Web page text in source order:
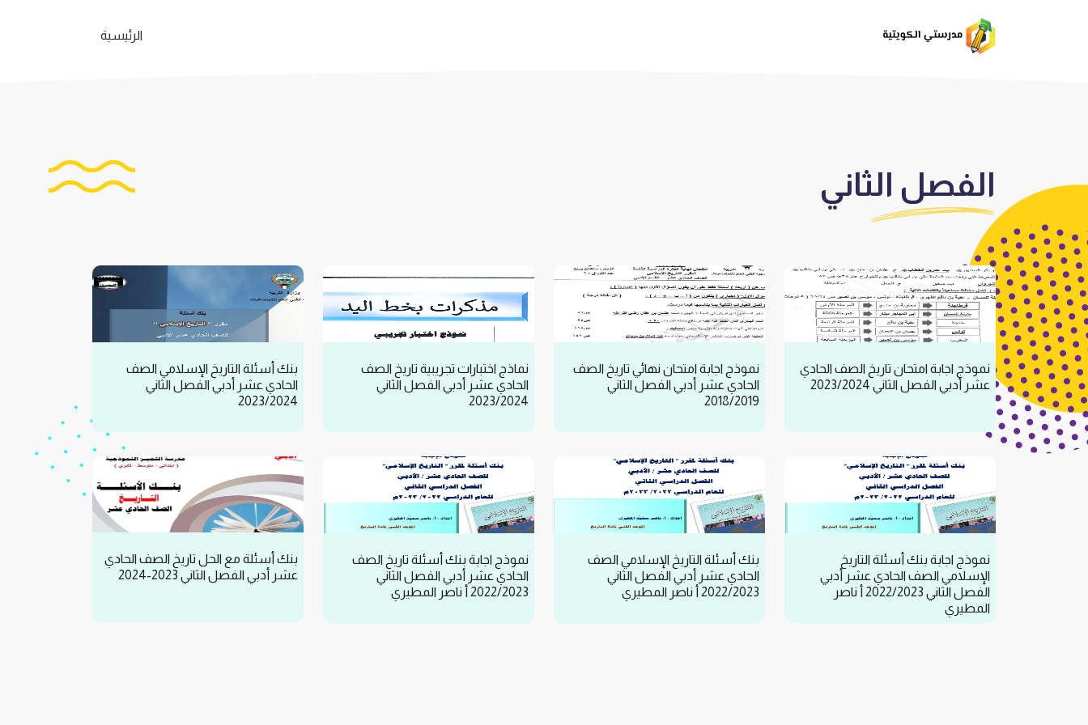
الرئيسية
الفصل الثاني
نموذج اجابة امتحان تاريخ الصف الحادي
عشر أدبي الفصل الثاني 2023/2024
نموذج اجابة امتحان نهائي تاريخ الصف
الحادي عشر أدبي الفصل الثاني
2018/2019
نماذج اختبارات تجريبية تاريخ الصف
الحادي عشر أدبي الفصل الثاني
2023/2024
بنك أسئلة التاريخ الإسلامي الصف
الحادي عشر أدبي الفصل الثاني
2023/2024
نموذج اجابة بنك أسئلة التاريخ
الإسلامي الصف الحادي عشر أدبي
الفصل الثاني 2022/2023 أ ناصر
المطيري
بنك أسئلة التاريخ الإسلامي الصف
الحادي عشر أدبي الفصل الثاني
2022/2023 أ ناصر المطيري
نموذج اجابة بنك أسئلة تاريخ الصف
الحادي عشر أدبي الفصل الثاني
2022/2023 أ ناصر المطيري
بنك أسئلة مع الحل تاريخ الصف الحادي
عشر أدبي الفصل الثاني 2023-2024